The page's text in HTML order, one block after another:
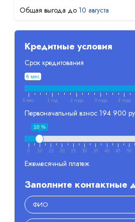
10 августа
Кредитные условия
Срок кредитования
6 мес
6 мес 1 год 2 года 3 года 4 года
Первоначальный взнос 194 900
10 %
0 10 15 20 25 30 35 40 45 50
Ежемесячный платеж
Заполните контактные